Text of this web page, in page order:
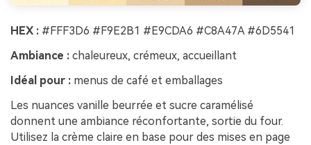
HEX : #FFF3D6 #F9E2B1 #E9CDA6 #C8A47A #6D5541
Ambiance : chaleureux, crémeux, accueillant
Idéal pour : menus de café et emballages
Les nuances vanille beurrée et sucre caramélisé
donnent une ambiance réconfortante, sortie du four.
Utilisez la crème claire en base pour des mises en page